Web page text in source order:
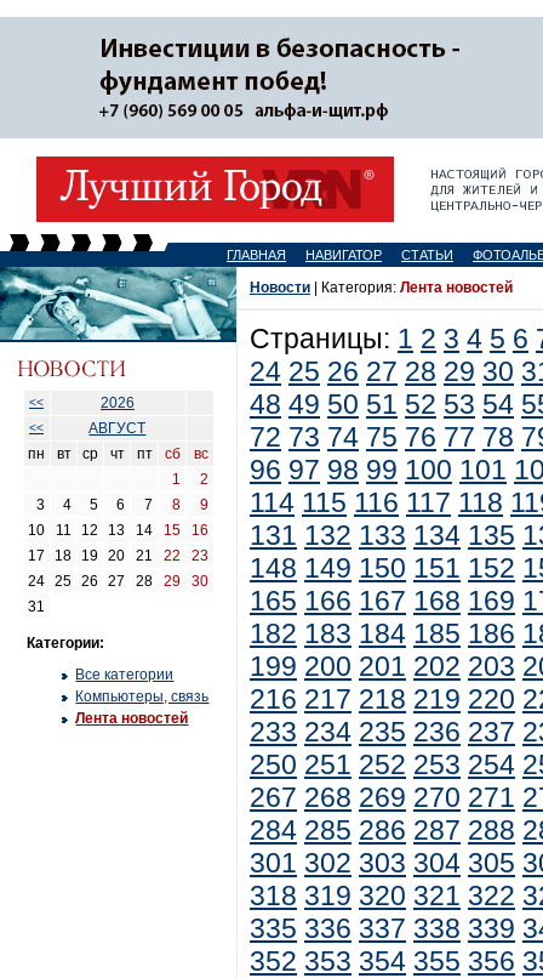
ГЛАВНАЯ НАВИГАТОР СТАТЬИ
<< 2026
<<
АВГУСТ
пн
вт ср чт пт сб
вс
1
2
3
4 5 6 7 8
9
10
11 12 13 14 15
16
17
18 19 20 21 22
23
24
25 26 27 28 29
30
31
Категории:
Все категории
Компьютеры, связь
Лента новостей
Новости | Категория: Лента новостей
Страницы: 1 2 3 4 5 6
24 25 26 27 28 29 30
48 49 50 51 52 53 54
72 73 74 75 76 77 78
96 97 98 99 100 101
114 115 116 117 118
131 132 133 134 135
148 149 150 151 152
165 166 167 168 169
182 183 184 185 186
199 200 201 202 203
216 217 218 219 220
233 234 235 236 237
250 251 252 253 254
267 268 269 270 271
284 285 286 287 288
301 302 303 304 305
318 319 320 321 322
335 336 337 338 339
352 353 354 355 356